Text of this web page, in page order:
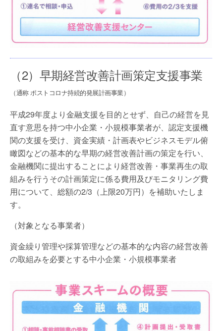
（2）早期経営改善計画策定支援事業
（通称 ポストコロナ持続的発展計画事業）
平成29年度より金融支援を目的とせず、自己の経営を見
直す意思を持つ中小企業・小規模事業者が、認定支援機
関の支援を受け、資金実績・計画表やビジネスモデル俯
瞰図などの基本的な早期の経営改善計画の策定を行い、
金融機関に提出することにより経営改善・事業再生の取
組みを行うその計画策定に係る費用及びモニタリング費
用について、総額の2/3（上限20万円）を補助いたしま
す。
（対象となる事業者）
資金繰り管理や採算管理などの基本的な内容の経営改善
の取組みを必要とする中小企業・小規模事業者